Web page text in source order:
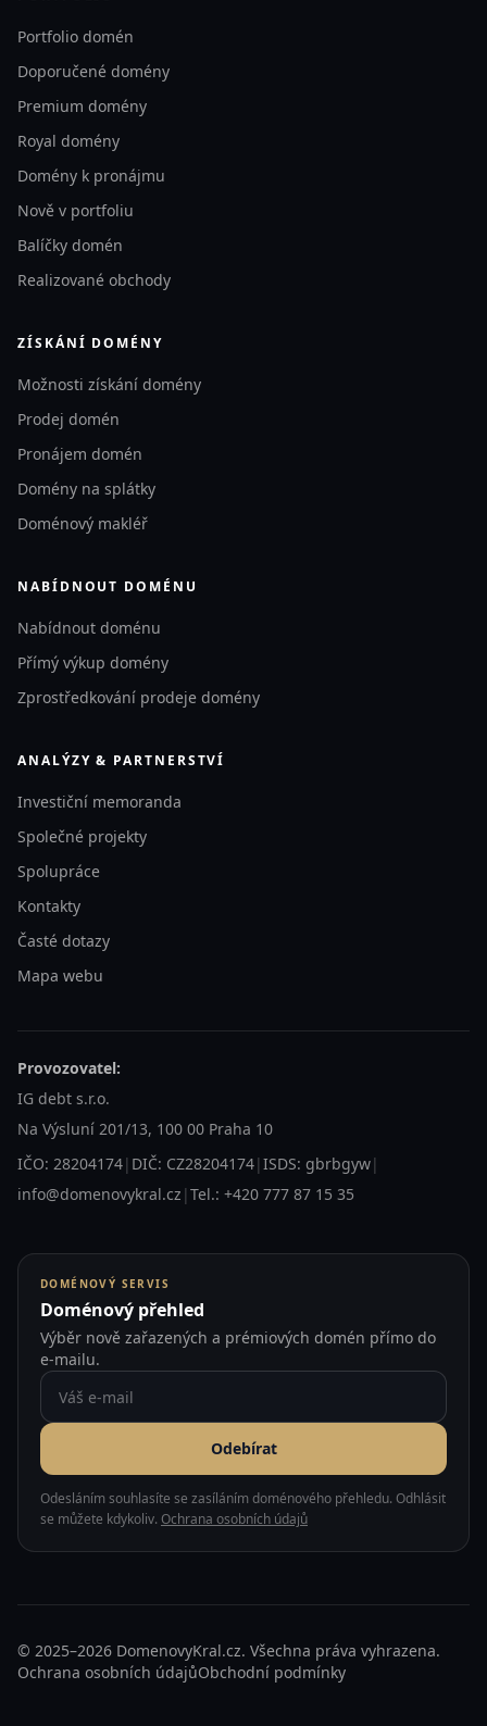
Portfolio domén
Doporučené domény
Premium domény
Royal domény
Domény k pronájmu
Nově v portfoliu
Balíčky domén
Realizované obchody
ZÍSKÁNÍ DOMÉNY
Možnosti získání domény
Prodej domén
Pronájem domén
Domény na splátky
Doménový makléř
NABÍDNOUT DOMÉNU
Nabídnout doménu
Přímý výkup domény
Zprostředkování prodeje domény
ANALÝZY & PARTNERSTVÍ
Investiční memoranda
Společné projekty
Spolupráce
Kontakty
Časté dotazy
Mapa webu
Provozovatel:
IG debt s.r.o.
Na Výsluní 201/13, 100 00 Praha 10
IČO: 28204174| DIČ: CZ28204174| ISDS: gbrbgyw|
info@domenovykral.cz | Tel.: +420 777 87 15 35
DOMÉNOVÝ SERVIS
Doménový přehled
Výběr nově zařazených a prémiových domén přímo do
e-mailu.
Odebírat
Odesláním souhlasíte se zasíláním doménového přehledu. Odhlásit
se můžete kdykoliv. Ochrana osobních údajů
© 2025–2026 DomenovyKral.cz. Všechna práva vyhrazena.
Ochrana osobních údajůObchodní podmínky